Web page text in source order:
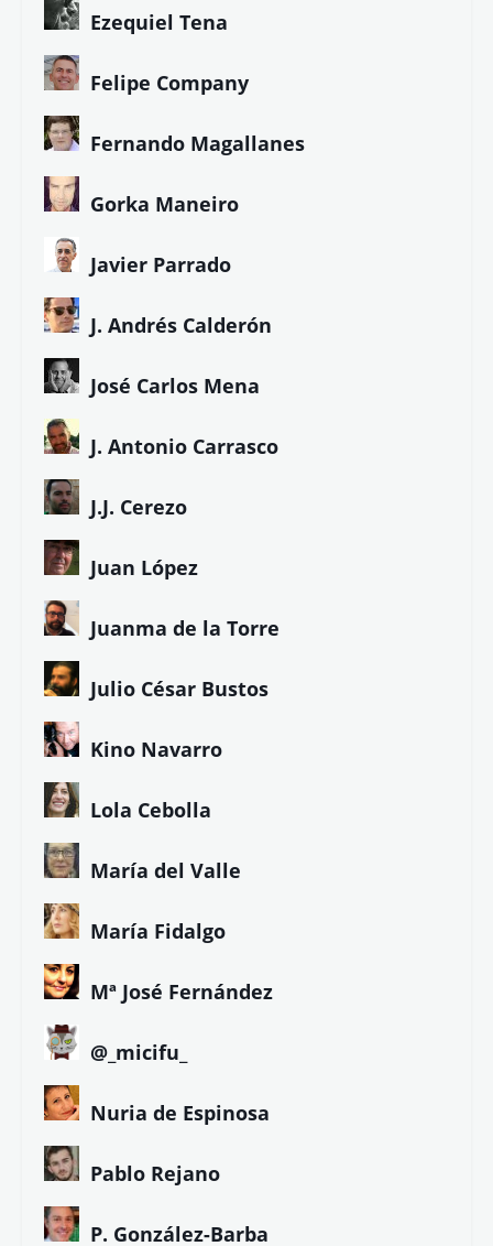
Ezequiel Tena
Felipe Company
Fernando Magallanes
Gorka Maneiro
Javier Parrado
J. Andrés Calderón
José Carlos Mena
J. Antonio Carrasco
J.J. Cerezo
Juan López
Juanma de la Torre
Julio César Bustos
Kino Navarro
Lola Cebolla
María del Valle
María Fidalgo
Mª José Fernández
@_micifu_
Nuria de Espinosa
Pablo Rejano
P. González-Barba